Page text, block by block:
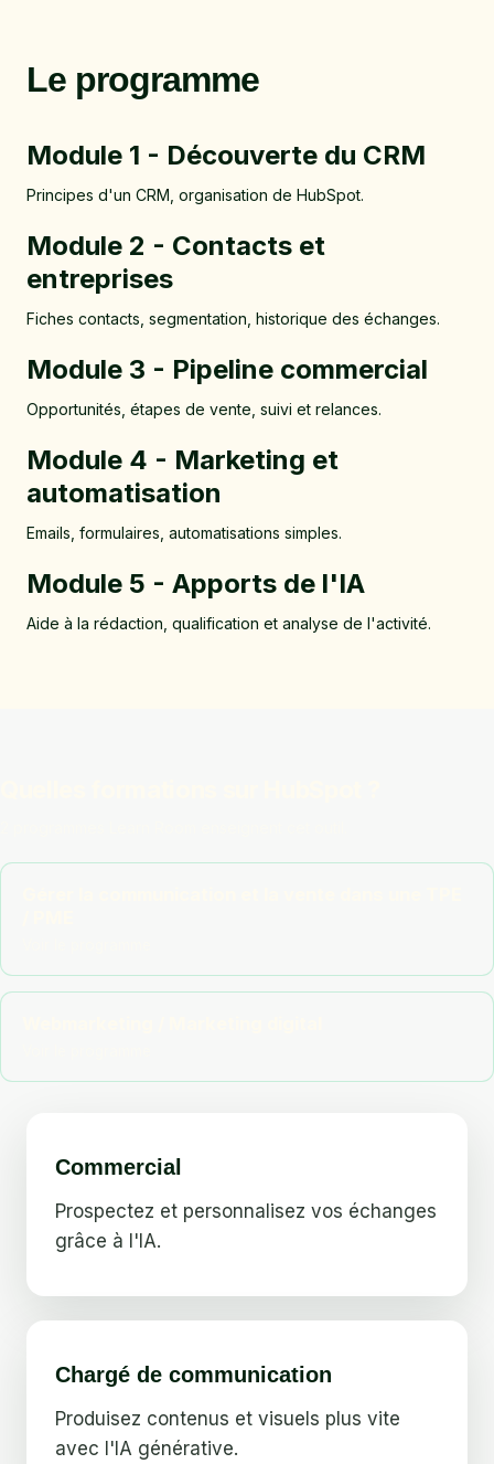
Le programme
Module 1 - Découverte du CRM
Principes d'un CRM, organisation de HubSpot.
Module 2 - Contacts et
entreprises
Fiches contacts, segmentation, historique des échanges.
Module 3 - Pipeline commercial
Opportunités, étapes de vente, suivi et relances.
Module 4 - Marketing et
automatisation
Emails, formulaires, automatisations simples.
Module 5 - Apports de l'IA
Aide à la rédaction, qualification et analyse de l'activité.
Commercial
Prospectez et personnalisez vos échanges
grâce à l'IA.
Chargé de communication
Produisez contenus et visuels plus vite
avec l'IA générative.